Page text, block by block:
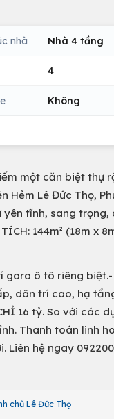
nhà Nhà 4 tầng
4
Không
một căn biệt thự
Lê Đức Thọ,
tĩnh, sang trọng,
144m² (18m x
gara ô tô riêng
dân trí cao, hạ
16 tỷ. So với các
Thanh toán linh
hệ ngay
chủ Lê Đức Thọ